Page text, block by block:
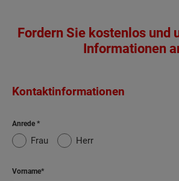
Fordern Sie kostenlos und
Informationen
Kontaktinformationen
Anrede
Frau Herr
Vorname